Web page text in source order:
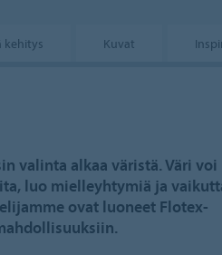
kehitys Kuvat
valinta alkaa väristä. Väri voi
luo mielleyhtymiä ja
ovat luoneet Flotex-